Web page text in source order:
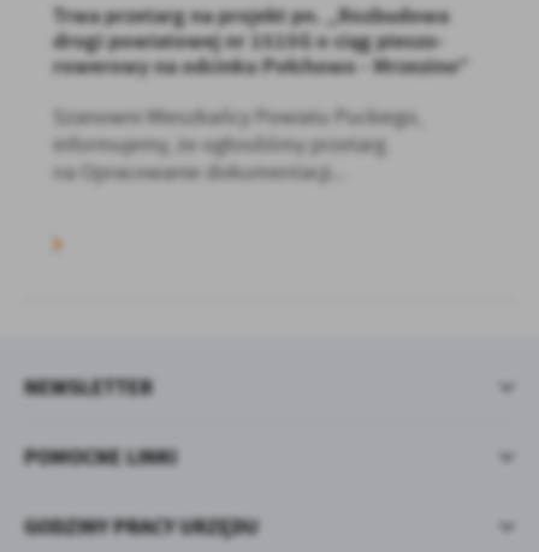
Trwa przetarg na projekt pn. „Rozbudowa
drogi powiatowej nr 1515G o ciąg pieszo-
rowerowy na odcinku Połchowo - Mrzezino”
Szanowni Mieszkańcy Powiatu Puckiego,
informujemy, że ogłosiliśmy przetarg
na Opracowanie dokumentacji...
POMOCNE LINKI
NEWSLETTER
GODZINY PRACY URZĘDU